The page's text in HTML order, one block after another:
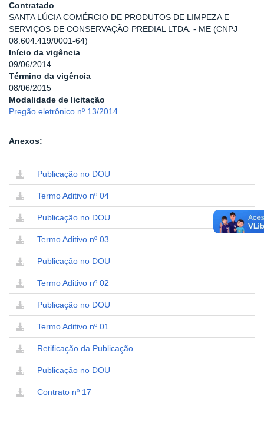
Contratado
SANTA LÚCIA COMÉRCIO DE PRODUTOS DE LIMPEZA E
SERVIÇOS DE CONSERVAÇÃO PREDIAL LTDA. - ME (CNPJ
08.604.419/0001-64)
Início da vigência
09/06/2014
Término da vigência
08/06/2015
Modalidade de licitação
Pregão eletrônico nº 13/2014
Anexos:
Publicação no DOU
Termo Aditivo nº 04
Publicação no DOU
Termo Aditivo nº 03
Publicação no DOU
Termo Aditivo nº 02
Publicação no DOU
Termo Aditivo nº 01
Retificação da Publicação
Publicação no DOU
Contrato nº 17